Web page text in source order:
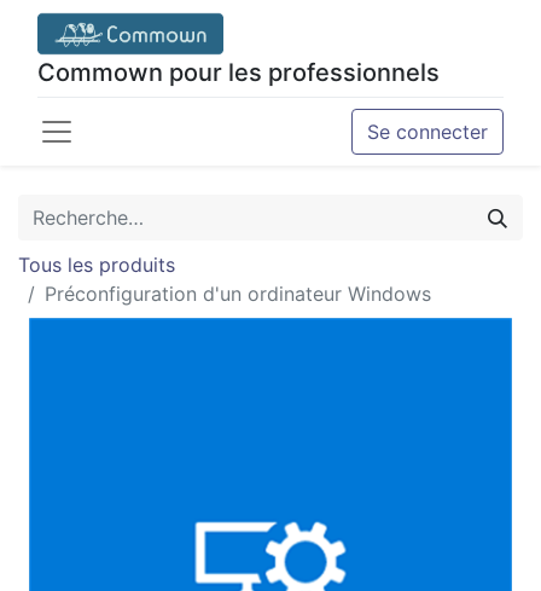
Commown pour les professionnels
Se connecter
Tous les produits
Préconfiguration d'un ordinateur Windows